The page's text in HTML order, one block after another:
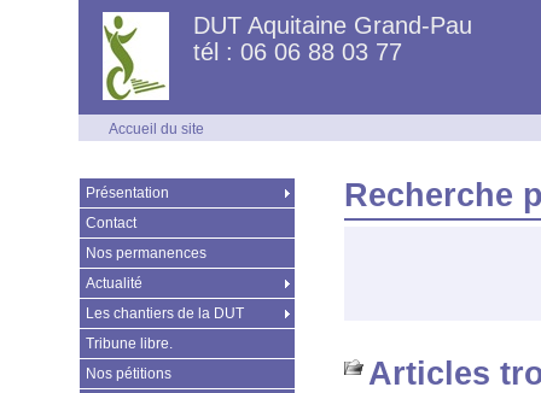
DUT Aquitaine Grand-Pau
tél : 06 06 88 03 77
Accueil du site
Recherche
Articles
Présentation
Contact
Nos permanences
Actualité
Les chantiers de la DUT
Tribune libre.
Nos pétitions